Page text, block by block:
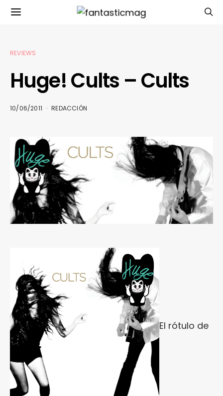
REVIEWS
Huge! Cults – Cults
10/06/2011 REDACCIÓN
El rótulo de